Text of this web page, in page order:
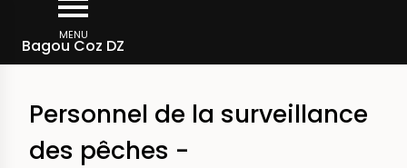
main
MENU
Bagou Coz DZ
Breadcrumb
Personnel de la surveillance
des pêches -